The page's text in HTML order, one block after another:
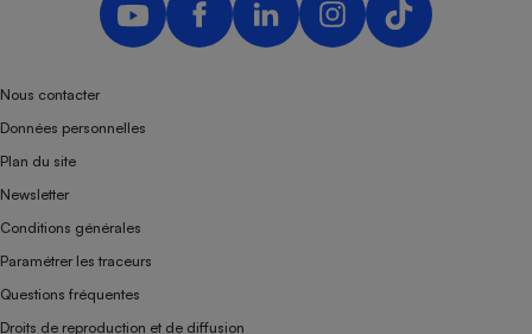
Nous contacter
Données personnelles
Plan du site
Newsletter
Conditions générales
Paramétrer les traceurs
Questions fréquentes
Droits de reproduction et de diffusion